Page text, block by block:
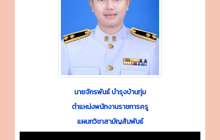
นายจักรพันธ์ บำรุงบ้านทุ่ม
ตำแหน่งพนักงานราชการครู
แผนกวิชาสามัญสัมพันธ์